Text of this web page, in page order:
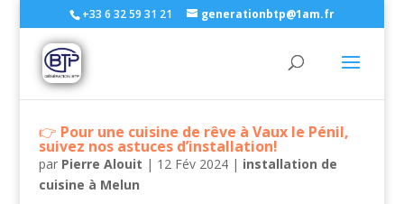
+33 6 32 59 31 21 generationbtp@1am.fr
Pour une cuisine de rêve à Vaux le Pénil,
suivez nos astuces d’installation!
par Pierre Alouit | 12 Fév 2024| installation de
cuisine à Melun